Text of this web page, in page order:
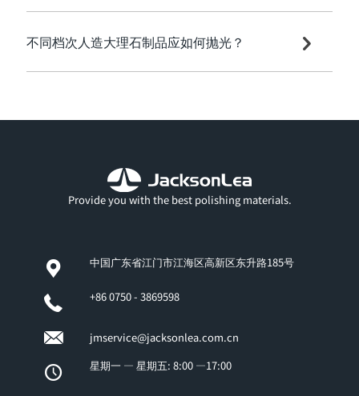
不同档次人造大理石制品应如何抛光？
Provide you with the best polishing materials.
中国广东省江门市江海区高新区东升路185号
+86 0750 - 3869598
jmservice@jacksonlea.com.cn
星期一 — 星期五: 8:00 —17:00